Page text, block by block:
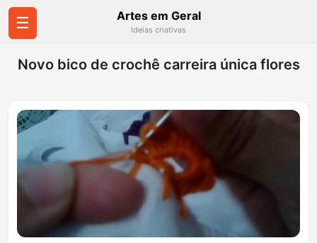
☰ Artes em Geral
Ideias criativas
Novo bico de crochê carreira única flores